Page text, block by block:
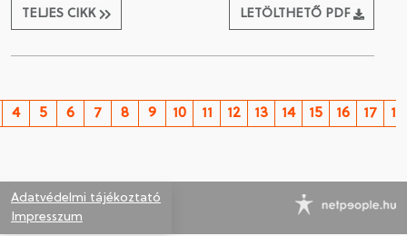
TELJES CIKK LETÖLTHETŐ PDF
4 5 6 7 8 9 10 11 12 13 14 15 16 17 18
Adatvédelmi tájékoztató
Impresszum